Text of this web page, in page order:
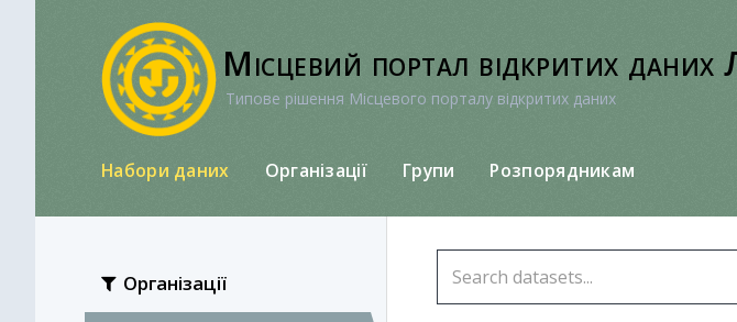
Місцевий портал відкритих даних
Типове рішення Місцевого порталу відкритих даних
Набори даних Організації Групи Розпорядникам
Організації